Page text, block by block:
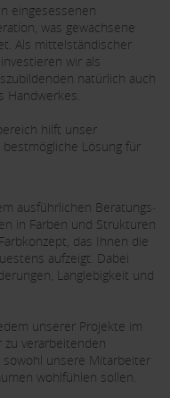
eingesessenen
was gewachsene
Als mittelständischer
wir als
natürlich auch
hilft unser
Lösung für
ausführlichen Beratungs­
in Farben und Strukturen
das Ihnen die
aufzeigt. Dabei
Langlebigkeit und
unserer Projekte im
verarbeitenden
unsere Mitarbeiter
wohlfühlen sollen.